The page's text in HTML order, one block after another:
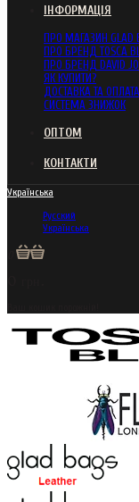
ІНФОРМАЦІЯ
ПРО МАГАЗИН GLAD
ПРО БРЕНД TOSCA
ПРО БРЕНД DAVID
ЯК КУПИТИ?
ДОСТАВКА ТА ОПЛАТА
СИСТЕМА ЗНИЖОК
ОПТОМ
КОНТАКТИ
Українська
Русский
Українська